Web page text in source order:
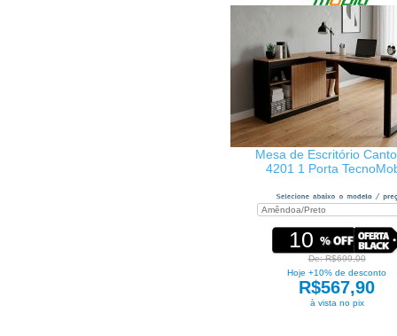
Mesa de Escritório
4201 1 Porta
10
De: R$699,00
Hoje +10% de desconto
R$567,90
à vista no pix